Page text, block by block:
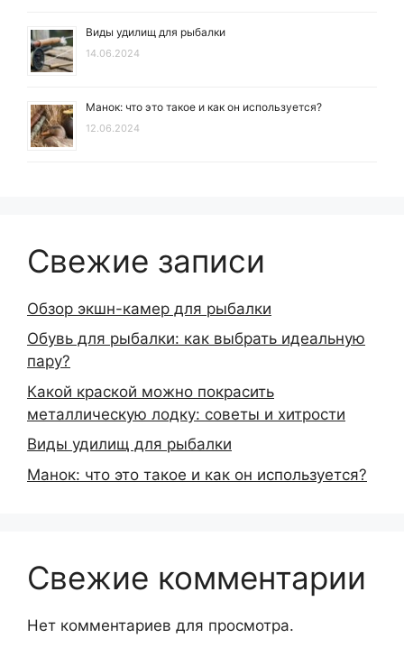
Виды удилищ для рыбалки
14.06.2024
Манок: что это такое и как он используется?
12.06.2024
Свежие записи
Обзор экшн-камер для рыбалки
Обувь для рыбалки: как выбрать идеальную
пару?
Какой краской можно покрасить
металлическую лодку: советы и хитрости
Виды удилищ для рыбалки
Манок: что это такое и как он используется?
Свежие комментарии
Нет комментариев для просмотра.